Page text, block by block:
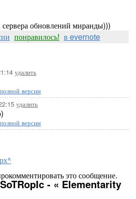
сервера обновлений миранды)))
понравилось! в evernote
удалить
версии
удалить
версии
это сообщение.
- « Elementarity